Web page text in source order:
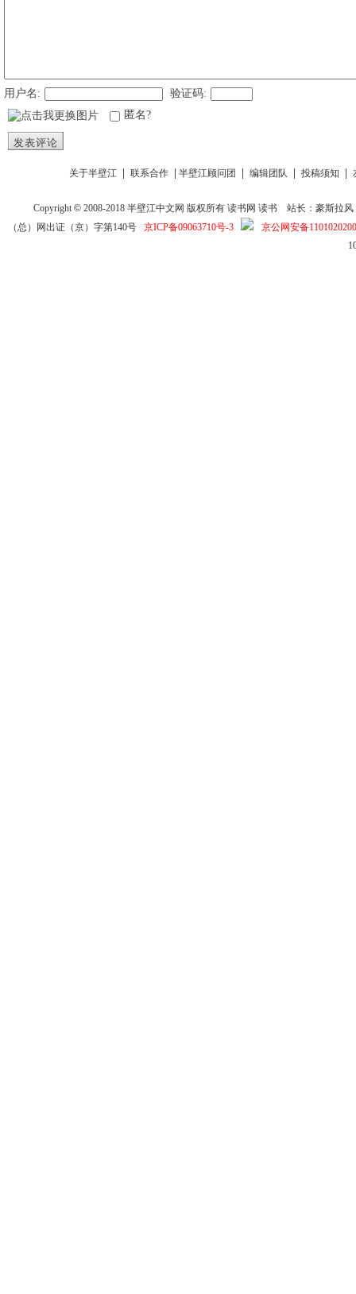
用户名:
验证码:
匿名?
发表评论
关于半壁江 联系合作 半壁江顾问团 编辑团队 投稿须知
Copyright © 2008-2018半壁江中文网 版权所有读书网 读书
站长：豪斯拉风
（总）网出证（京）字第140号 京ICP备09063710号-3
京公网安备